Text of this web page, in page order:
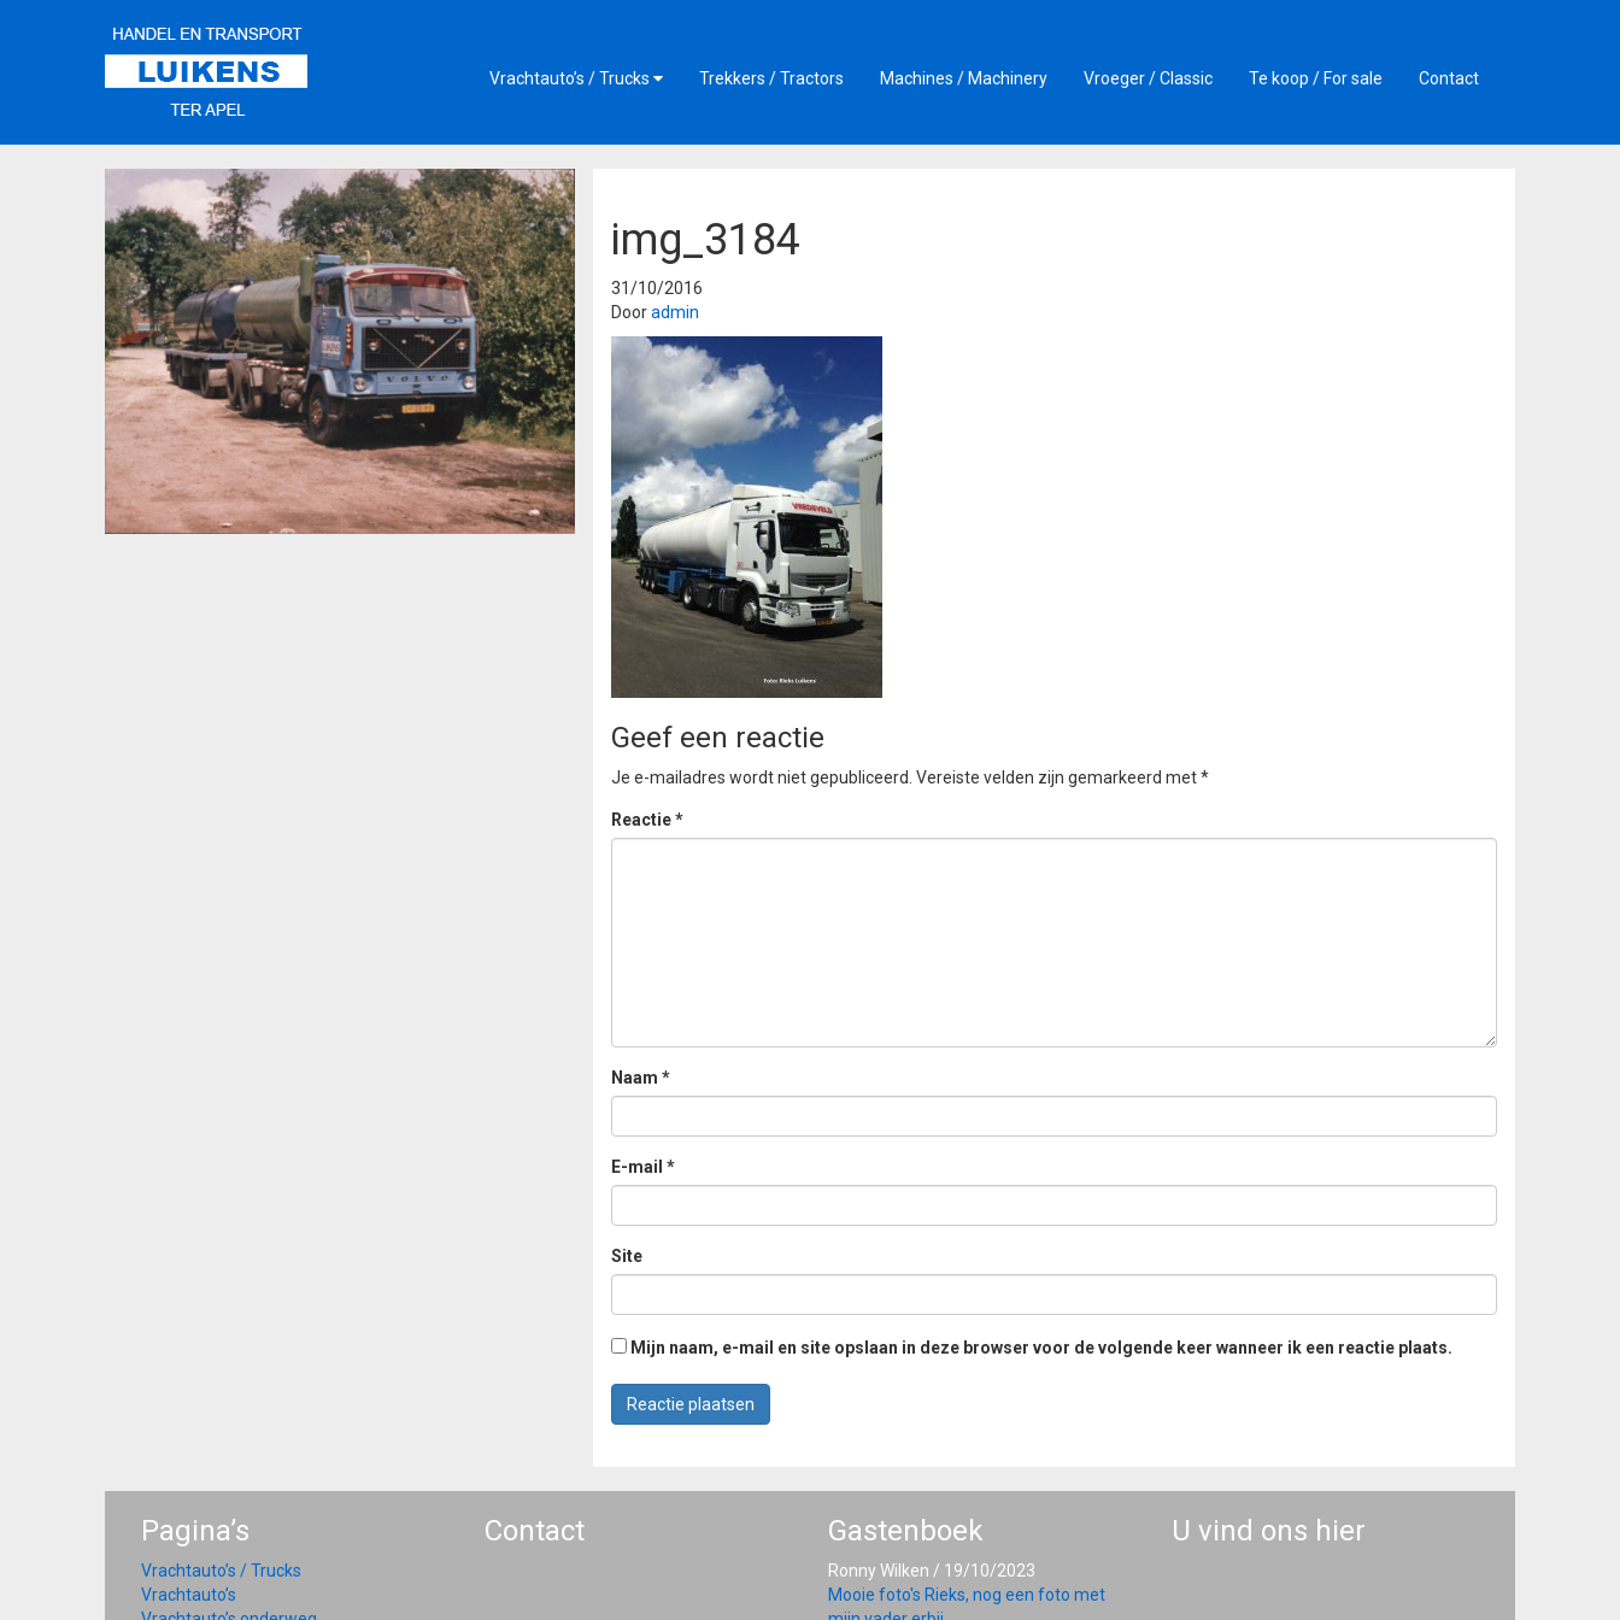
Vrachtauto’s / Trucks Trekkers / Tractors Machines / Machinery Vroeger / Classic Te koop / For sale Contact
img_3184
31/10/2016
Dooradmin
Geef een reactie
Je e-mailadres wordt niet gepubliceerd. Vereiste velden zijn gemarkeerd met*
Reactie*
Naam *
E-mail *
Site
Mijn naam, e-mail en site opslaan in deze browser voor de volgende keer wanneer ik een reactie plaats.
Pagina’s
Vrachtauto’s / Trucks
Vrachtauto’s
Contact Gastenboek
Ronny Wilken / 19/10/2023
Mooie foto's Rieks, nog een foto met
U vind ons hier